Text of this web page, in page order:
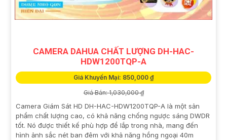
CAMERA DAHUA CHẤT LƯỢNG DH-HAC-
HDW1200TQP-A
Giá Khuyến Mại: 850,000 ₫
Giá Bán: 1,030,000 ₫
Camera Giám Sát HD DH-HAC-HDW1200TQP-A là một sản
phẩm chất lượng cao, có khả năng chống ngược sáng DWDR
tốt. Nó được thiết kế phù hợp để lắp trong nhà, mang đến
hình ảnh sắc nét ban đêm với khả năng hồng ngoại 40m